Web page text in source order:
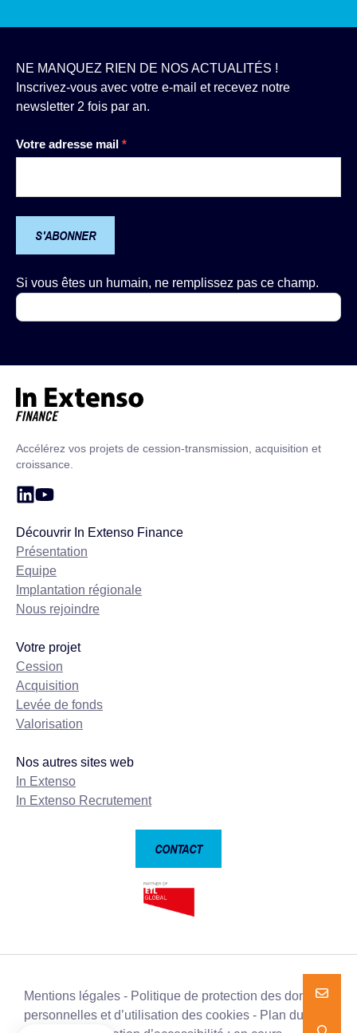
NOUS
NOUS
NE MANQUEZ RIEN DE NOS ACTUALITÉS !
Inscrivez-vous avec votre e-mail et recevez notre
newsletter 2 fois par an.
Votre adresse mail *
S'ABONNER
Si vous êtes un humain, ne remplissez pas ce champ.
Accélérez vos projets de cession-transmission, acquisition et
croissance.
Découvrir In Extenso Finance
Présentation
Equipe
Implantation régionale
Nous rejoindre
Votre projet
Cession
Acquisition
Levée de fonds
Valorisation
Nos autres sites web
In Extenso
In Extenso Recrutement
CONTACT
Mentions légales
Politique de protection des données
personnelles et d’utilisation des cookies
Plan du site